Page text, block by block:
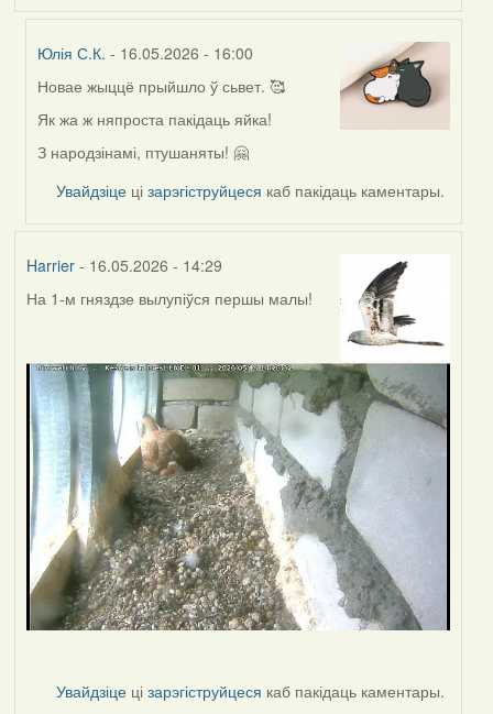
Юлія С.К. - 16.05.2026 - 16:00
In
reply
by
Harrier
Новае жыццё прыйшло ў сьвет. 🥰
Як жа ж няпроста пакідаць яйка!
З народзінамі, птушаняты! 🤗
Увайдзіце цізарэгіструйцеся каб пакідаць каментары.
Harrier- 16.05.2026 - 14:29
На 1-м гняздзе вылупіўся першы малы!
Увайдзіце цізарэгіструйцеся каб пакідаць каментары.